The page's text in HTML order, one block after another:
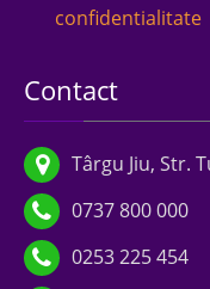
confidentialitate
Contact
Târgu Jiu, Str.
0737 800 000
0253 225 454